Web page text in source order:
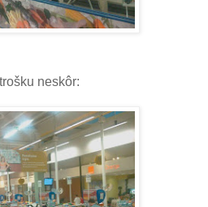
neskôr: